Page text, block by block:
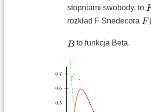
stopniami swobody, to
rozkład F Snedecora
to funkcja Beta.